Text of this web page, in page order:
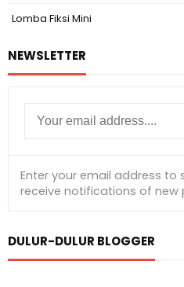
Lomba Fiksi Mini
NEWSLETTER
DULUR-DULUR BLOGGER